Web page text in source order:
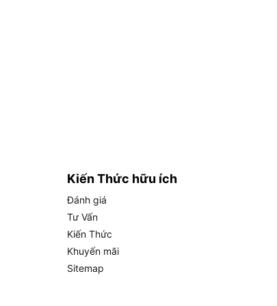
Kiến Thức hữu ích
Đánh giá
Tư Vấn
Kiến Thức
Khuyến mãi
Sitemap